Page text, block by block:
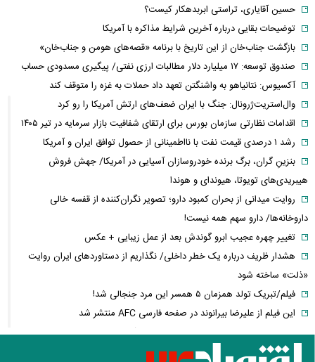
حسین آقایاری، تراستی ابربدهکار کیست؟
توضیحات بقایی درباره آخرین شرایط مذاکره با آمریکا
بازگشت جناب‌خان از این تاریخ با برنامه «قصه‌های هومن و جناب‌خان»
صندوق توسعه: ۱۷ میلیارد دلار مطالبات ارزی نفتی/ پیگیری مسدودی حساب
آکسیوس: نتانیاهو به واشنگتن تعهد داد حملات به غزه را متوقف کند
وال‌استریت‌ژرونال: جنگ با ایران ضعف‌های ارتش آمریکا را رو کرد
اقدامات نظارتی سازمان بورس برای ارتقای شفافیت بازار سرمایه در تیر ۱۴۰۵
رشد ۱ درصدی قیمت نفت با نااطمینانی از حصول توافق ایران و آمریکا
بنزینِ گران، برگ برنده خودروسازان آسیایی در آمریکا/ جهش فروش
هیبریدی‌های تویوتا، هیوندای و هوندا
روایت میدانی از بحران کمبود دارو؛ تصویر نگران‌کننده از قفسه خالی
داروخانه‌ها/ دارو سهم همه نیست!
تغییر چهره عجیب ابرو گوندش بعد از عمل زیبایی + عکس
هشدار ظریف درباره یک خطر داخلی/ نگذاریم از دستاوردهای ایران روایت
«ذلت» ساخته شود
فیلم/تبریک تولد همزمان ۵ همسر این مرد جنجالی شد!
این فیلم از علیرضا بیرانوند در صفحه فارسی AFC منتشر شد
فارن پالیسی: موضوع ایران در اختیار دولت آتی اسرائیل نیست/ اپوزیسیون،
این بار نتانیاهو را از پای در می‌آورند؟